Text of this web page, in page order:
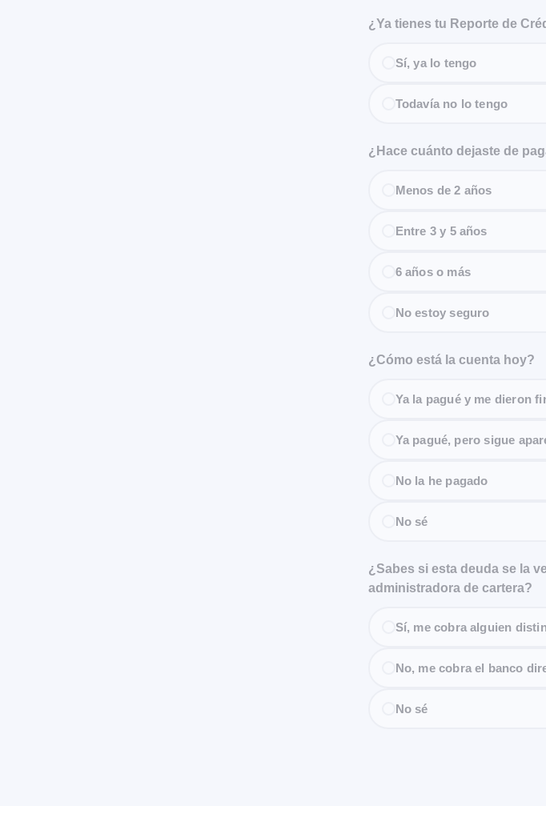
¿Ya tienes tu Reporte de
Sí, ya lo tengo
Todavía no lo tengo
¿Hace cuánto dejaste de
Menos de 2 años
Entre 3 y 5 años
6 años o más
No estoy seguro
¿Cómo está la cuenta hoy?
Ya la pagué y me dieron
Ya pagué, pero sigue
No la he pagado
No sé
¿Sabes si esta deuda se la
administradora de cartera?
Sí, me cobra alguien
No, me cobra el banco
No sé